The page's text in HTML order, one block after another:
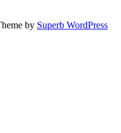
by Superb WordPress